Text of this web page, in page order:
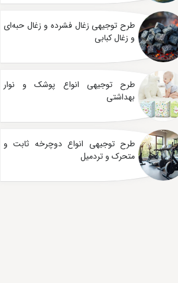
طرح توجیهی زغال فشرده و زغال حبه‌ای
و زغال کبابی
طرح توجیهی انواع پوشک و نوار
بهداشتی
طرح توجیهی انواع دوچرخه ثابت و
متحرک و تردمیل